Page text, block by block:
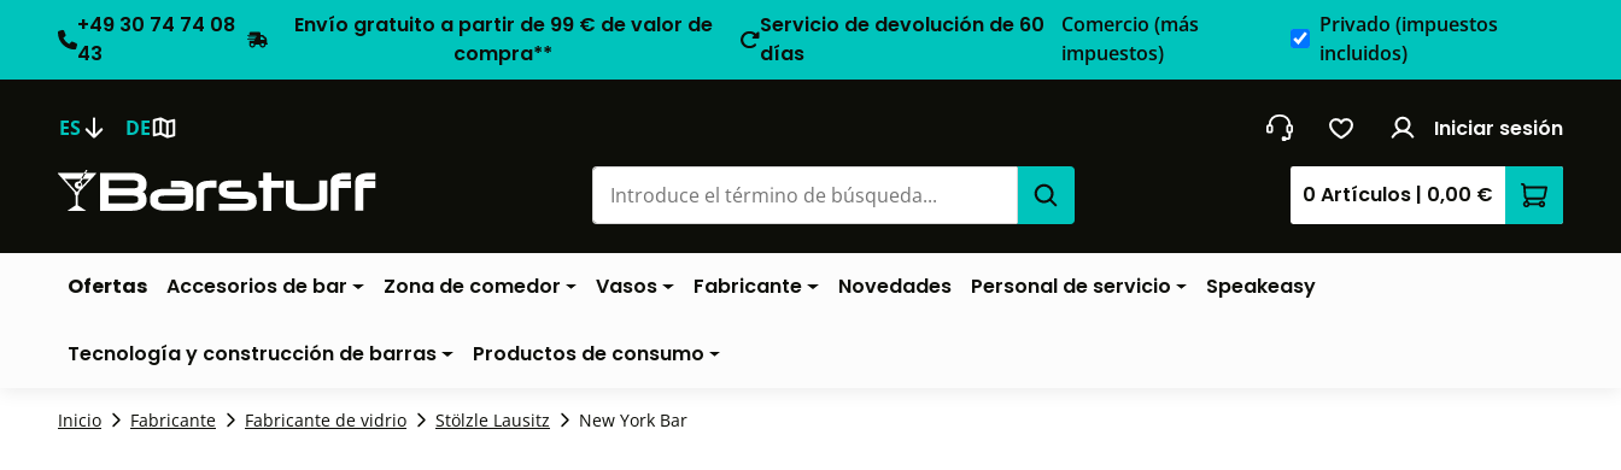
+49 30 74 74 08
43
Envío gratuito a partir de 99 € de valor de
compra**
Servicio de devolución de 60
días
Comercio (más
impuestos)
Privado (impuestos
incluidos)
ES DE Iniciar sesión
0 Artículos | 0,00 € El
Ofertas Accesorios de bar Zona de comedor Vasos Fabricante Novedades Personal de servicio Speakeasy
Tecnología y construcción de barras Productos de consumo
Inicio Fabricante Fabricante de vidrio Stölzle Lausitz New York Bar